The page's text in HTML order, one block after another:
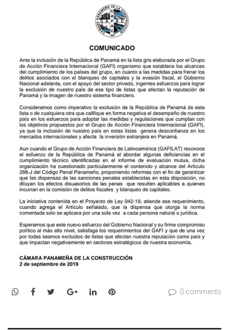
WhatsApp
Facebook
TwitterGoogle+LinkedInPinterest 0 comments